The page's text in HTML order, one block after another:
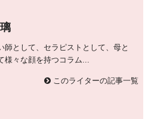
師として、セラピストとして、母と
様々な顔を持つコラム...
このライターの記事一覧